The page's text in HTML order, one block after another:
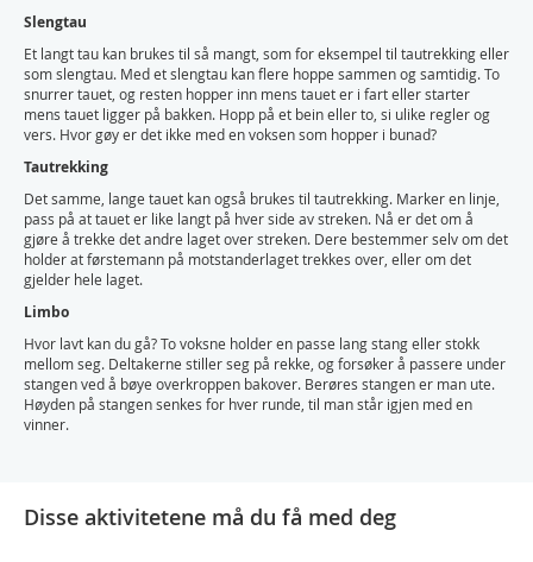
Slengtau
Et langt tau kan brukes til så mangt, som for eksempel til tautrekking eller
som slengtau. Med et slengtau kan flere hoppe sammen og samtidig. To
snurrer tauet, og resten hopper inn mens tauet er i fart eller starter
mens tauet ligger på bakken. Hopp på et bein eller to, si ulike regler og
vers. Hvor gøy er det ikke med en voksen som hopper i bunad?
Tautrekking
Det samme, lange tauet kan også brukes til tautrekking. Marker en linje,
pass på at tauet er like langt på hver side av streken. Nå er det om å
gjøre å trekke det andre laget over streken. Dere bestemmer selv om det
holder at førstemann på motstanderlaget trekkes over, eller om det
gjelder hele laget.
Limbo
Hvor lavt kan du gå? To voksne holder en passe lang stang eller stokk
mellom seg. Deltakerne stiller seg på rekke, og forsøker å passere under
stangen ved å bøye overkroppen bakover. Berøres stangen er man ute.
Høyden på stangen senkes for hver runde, til man står igjen med en
vinner.
Disse aktivitetene må du få med deg